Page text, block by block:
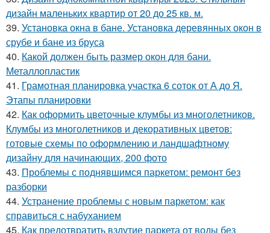
дизайн маленьких квартир от 20 до 25 кв. м.
39. Установка окна в бане. Установка деревянных окон в
срубе и бане из бруса
40. Какой должен быть размер окон для бани.
Металлопластик
41. Грамотная планировка участка 6 соток от А до Я.
Этапы планировки
42. Как оформить цветочные клумбы из многолетников.
Клумбы из многолетников и декоративных цветов:
готовые схемы по оформлению и ландшафтному
дизайну для начинающих, 200 фото
43. Проблемы с поднявшимся паркетом: ремонт без
разборки
44. Устранение проблемы с новым паркетом: как
справиться с набуханием
45. Как предотвратить вздутие паркета от воды без